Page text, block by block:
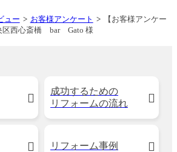
ュー お客様アンケート
【お客様アンケー
区西心斎橋 bar Gato 様
成功するための
リフォームの流れ
リフォーム事例